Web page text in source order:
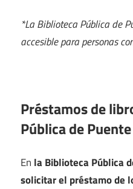
*La Biblioteca Pública de
accesible para personas
Préstamos de
Pública de
En la Biblioteca Pública
solicitar el préstamo de